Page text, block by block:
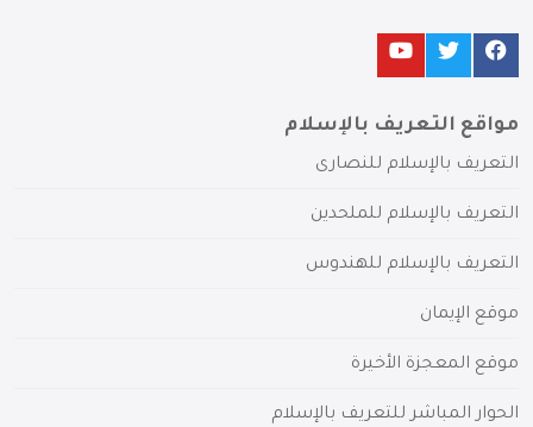
مواقع التعريف بالإسلام
التعريف بالإسلام للنصارى
التعريف بالإسلام للملحدين
التعريف بالإسلام للهندوس
موقع الإيمان
موقع المعجزة الأخيرة
الحوار المباشر للتعريف بالإسلام